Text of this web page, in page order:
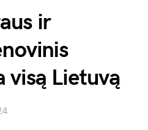
ir
visą Lietuvą